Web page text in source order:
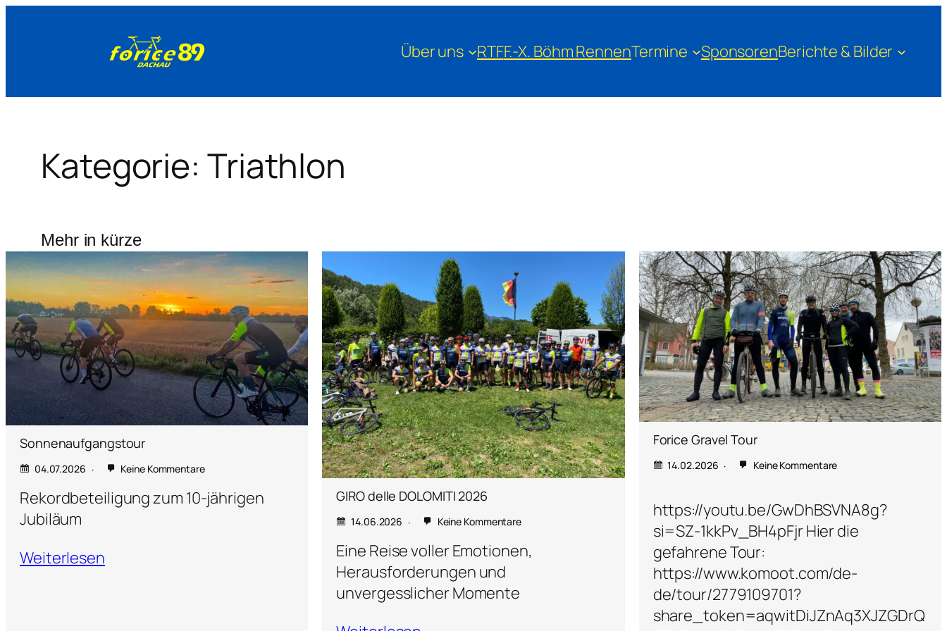
Über uns RTFF.-X. Böhm RennenTermine SponsorenBerichte & Bilder
Kategorie: Triathlon
Mehr in kürze
Sonnenaufgangstour
04.07.2026 Keine Kommentare
Rekordbeteiligung zum 10-jährigen
Jubiläum
Weiterlesen
GIRO delle DOLOMITI 2026
14.06.2026 Keine Kommentare
Eine Reise voller Emotionen,
Herausforderungen und
unvergesslicher Momente
Forice Gravel Tour
14.02.2026 Keine Kommentare
https://youtu.be/GwDhBSVNA8g?
si=SZ-1kkPv_BH4pFjr Hier die
gefahrene Tour:
https://www.komoot.com/de-
de/tour/2779109701?
share_token=aqwitDiJZnAq3XJZGDrQ